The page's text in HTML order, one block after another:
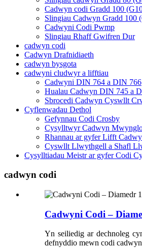
Cadwyn codi Gradd 100
Slingiau Cadwyn Gradd 100
Cadwyni Codi Pwmp
Slingiau Rhaff Gwifren Dur
cadwyn codi
Cadwyn Drafnidiaeth
cadwyn bysgota
cadwyni cludwyr a lifftiau
Cadwyni DIN 764 a DIN 766
Hualau Cadwyn DIN 745 a
Sbrocedi Cadwyn Cyswllt
Cyflenwadau Dethol
Gefynnau Codi Crosby
Cysylltwyr Cadwyn
Rhannau ar gyfer Lifft
Cyswllt Llwythgell a Shafl
Cysylltiadau Meistr ar gyfer Codi
cadwyn codi
Cadwyni Codi –
Yn seiliedig ar dechnoleg
defnyddio mewn codi